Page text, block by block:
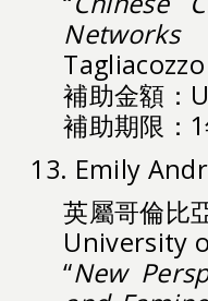
補助金額：
補助期限：
13. Emily
英屬哥倫比
University
“New